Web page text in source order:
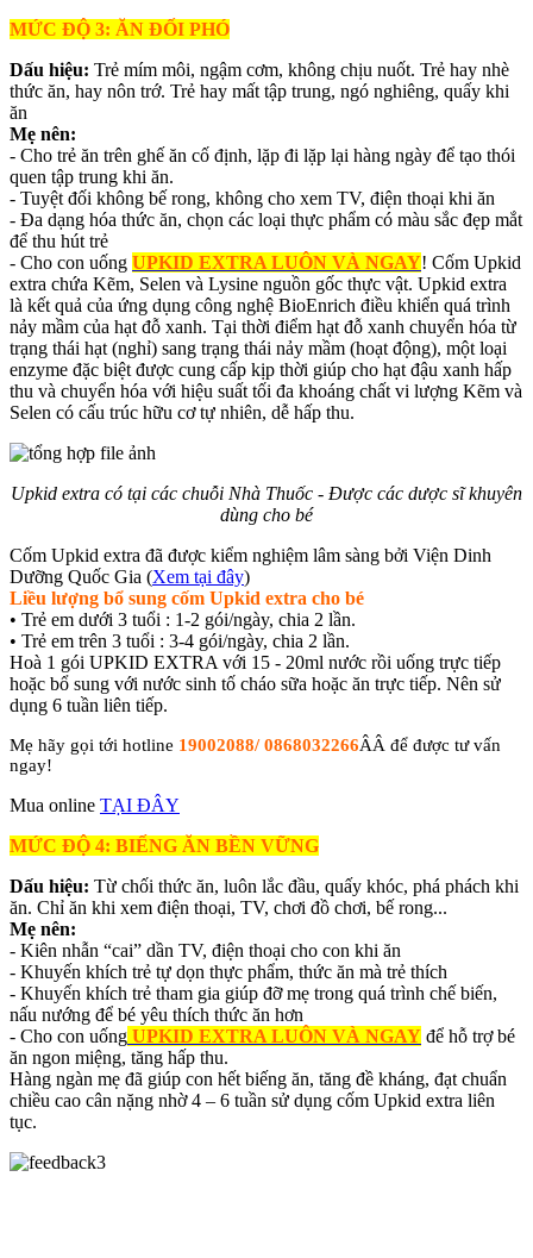
MỨC ĐỘ 3: ĂN ĐỐI PHÓ
Dấu hiệu: Trẻ mím môi, ngậm cơm, không chịu nuốt. Trẻ hay nhè
thức ăn, hay nôn trớ. Trẻ hay mất tập trung, ngó nghiêng, quấy khi
ăn
Mẹ nên:
- Cho trẻ ăn trên ghế ăn cố định, lặp đi lặp lại hàng ngày để tạo thói
quen tập trung khi ăn.
- Tuyệt đối không bế rong, không cho xem TV, điện thoại khi ăn
- Đa dạng hóa thức ăn, chọn các loại thực phẩm có màu sắc đẹp mắt
để thu hút trẻ
- Cho con uống UPKID EXTRA LUÔN VÀ NGAY! Cốm Upkid
extra chứa Kẽm, Selen và Lysine nguồn gốc thực vật. Upkid extra
là kết quả của ứng dụng công nghệ BioEnrich điều khiển quá trình
nảy mầm của hạt đỗ xanh. Tại thời điểm hạt đỗ xanh chuyển hóa từ
trạng thái hạt (nghỉ) sang trạng thái nảy mầm (hoạt động), một loại
enzyme đặc biệt được cung cấp kịp thời giúp cho hạt đậu xanh hấp
thu và chuyển hóa với hiệu suất tối đa khoáng chất vi lượng Kẽm và
Selen có cấu trúc hữu cơ tự nhiên, dễ hấp thu.
Upkid extra có tại các chuỗi Nhà Thuốc - Được các dược sĩ khuyên
dùng cho bé
Cốm Upkid extra đã được kiểm nghiệm lâm sàng bởi Viện Dinh
Dưỡng Quốc Gia (Xem tại đây)
Liều lượng bổ sung cốm Upkid extra cho bé
• Trẻ em dưới 3 tuổi : 1-2 gói/ngày, chia 2 lần.
• Trẻ em trên 3 tuổi : 3-4 gói/ngày, chia 2 lần.
Hoà 1 gói UPKID EXTRA với 15 - 20ml nước rồi uống trực tiếp
hoặc bổ sung với nước sinh tố cháo sữa hoặc ăn trực tiếp. Nên sử
dụng 6 tuần liên tiếp.
Mẹ hãy gọi tới hotline 19002088/ 0868032266ÂÂ để được tư vấn
ngay!
Mua online TẠI ĐÂY
MỨC ĐỘ 4: BIẾNG ĂN BỀN VỮNG
Dấu hiệu: Từ chối thức ăn, luôn lắc đầu, quấy khóc, phá phách khi
ăn. Chỉ ăn khi xem điện thoại, TV, chơi đồ chơi, bế rong...
Mẹ nên:
- Kiên nhẫn “cai” dần TV, điện thoại cho con khi ăn
- Khuyến khích trẻ tự dọn thực phẩm, thức ăn mà trẻ thích
- Khuyến khích trẻ tham gia giúp đỡ mẹ trong quá trình chế biến,
nấu nướng để bé yêu thích thức ăn hơn
- Cho con uống UPKID EXTRA LUÔN VÀ NGAY để hỗ trợ bé
ăn ngon miệng, tăng hấp thu.
Hàng ngàn mẹ đã giúp con hết biếng ăn, tăng đề kháng, đạt chuẩn
chiều cao cân nặng nhờ 4 – 6 tuần sử dụng cốm Upkid extra liên
tục.